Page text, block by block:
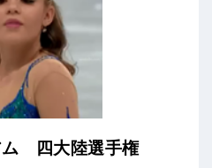
ム 四大陸選手権